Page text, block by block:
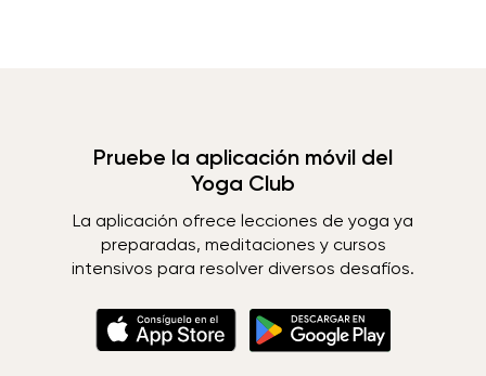
Pruebe la aplicación móvil del
Yoga Club
La aplicación ofrece lecciones de yoga ya
preparadas, meditaciones y cursos
intensivos para resolver diversos desafíos.